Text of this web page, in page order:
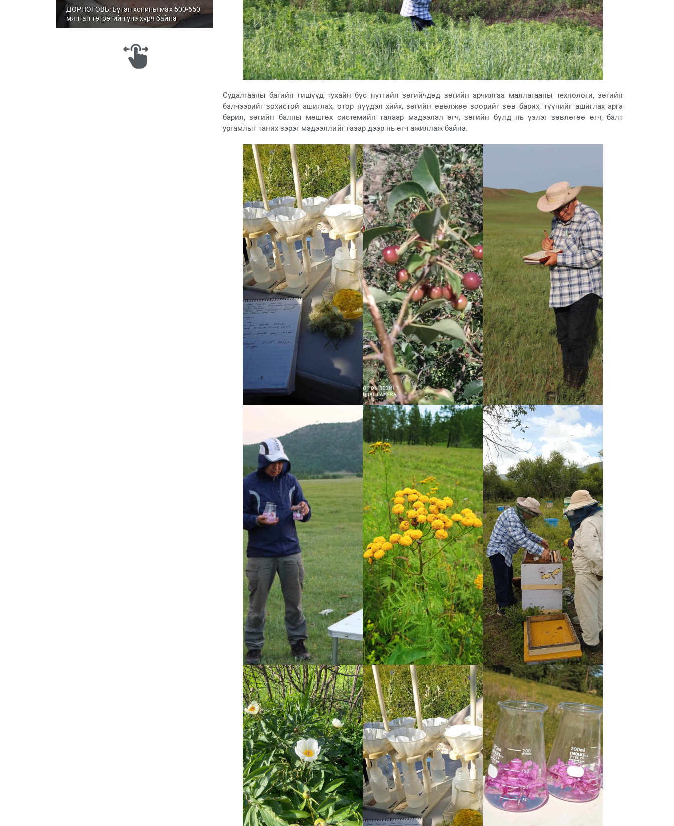
ДОРНОГОВЬ: Бүтэн хонины мах 500-650
мянган төгрөгийн үнэ хүрч байна
Судалгааны багийн гишүүд тухайн бүс нутгийн зөгийчдөд зөгийн арчилгаа маллагааны технологи, зөгийн
бэлчээрийг зохистой ашиглах, отор нүүдэл хийх, зөгийн өвөлжөө зоорийг зөв барих, түүнийг ашиглах арга
барил, зөгийн балны мөшгөх системийн талаар мэдээлэл өгч, зөгийн бүлд нь үзлэг зөвлөгөө өгч, балт
ургамлыг таних зэрэг мэдээллийг газар дээр нь өгч ажиллаж байна.